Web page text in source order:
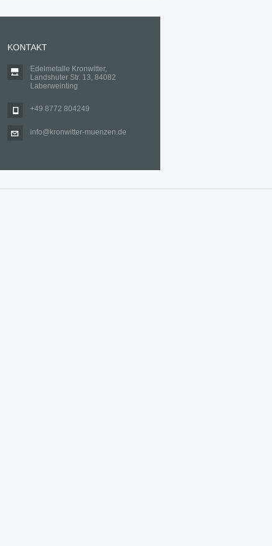
KONTAKT
Edelmetalle Kronwitter,
Landshuter Str. 13, 84082
Laberweinting
+49 8772 804249
info@kronwitter-muenzen.de